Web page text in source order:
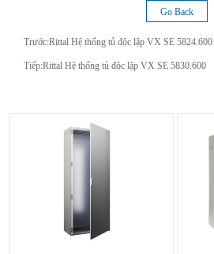
Go Back
Trước:Rittal Hệ thống tủ độc lập VX SE 5824.600
Tiếp:Rittal Hệ thống tủ độc lập VX SE 5830.600